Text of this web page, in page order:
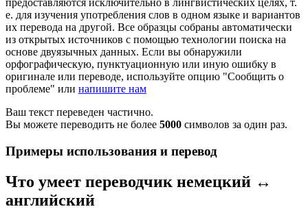
предоставляются исключительно в лингвистических целях, т.
е. для изучения употребления слов в одном языке и вариантов
их перевода на другой. Все образцы собраны автоматически
из открытых источников с помощью технологии поиска на
основе двуязычных данных. Если вы обнаружили
орфографическую, пунктуационную или иную ошибку в
оригинале или переводе, используйте опцию "Сообщить о
проблеме" или напишите нам
Ваш текст переведен частично.
Вы можете переводить не более 5000 символов за один раз.
Примеры использования и перевод
Что умеет переводчик немецкий ↔
английский